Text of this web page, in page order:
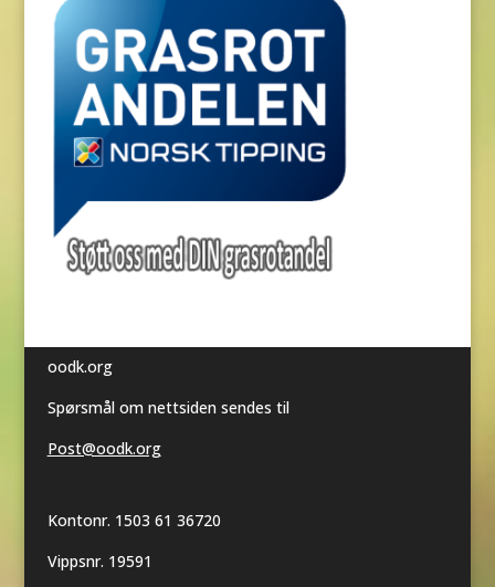
oodk.org
Spørsmål om nettsiden sendes til
Post@oodk.org
Kontonr. 1503 61 36720
Vippsnr. 19591